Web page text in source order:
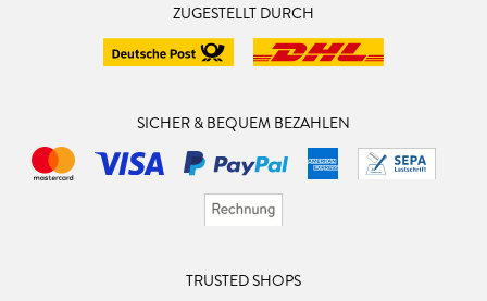
ZUGESTELLT DURCH
SICHER & BEQUEM BEZAHLEN
TRUSTED SHOPS